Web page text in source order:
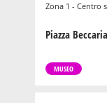
Zona 1 - Centro
Piazza
MUSEO